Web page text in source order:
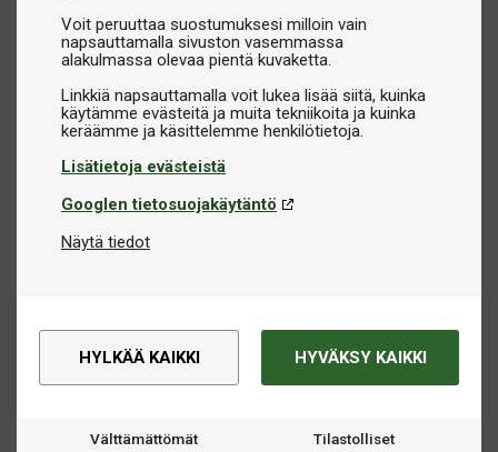
Voit peruuttaa suostumuksesi milloin vain
napsauttamalla sivuston vasemmassa
alakulmassa olevaa pientä kuvaketta.
Linkkiä napsauttamalla voit lukea lisää siitä, kuinka
käytämme evästeitä ja muita tekniikoita ja kuinka
Lisätietoja evästeistä
Googlen tietosuojakäytäntö
Näytä tiedot
HYLKÄÄ KAIKKI HYVÄKSY KAIKKI
Välttämättömät Tilastolliset